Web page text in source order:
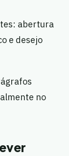
abertura
e desejo
no